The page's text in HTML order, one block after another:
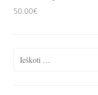
50.00€
Ieškoti: